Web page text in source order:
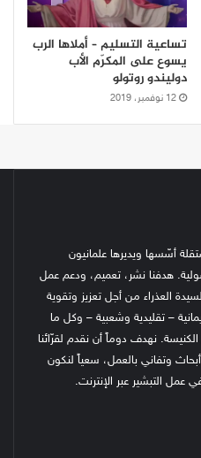
تساعية التسليم – أملاها الرب
يسوع على المكرّم الأب
دوليندو روتولو
12 نوفمبر، 2019
أسّسها ويديرها علمانيون
هدفنا نشر، تعميم، ودعم عمل
العذراء من أجل تعزيز وتقوية
– تقليدية وشعبية – وكل ما
نهدف دوماً أن نقدم لقرّائنا
وتفاني بالعمل، سعياً لنكون
عمل التبشير عبر الإنترنت.